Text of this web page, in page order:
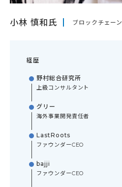
小林 慎和氏 ブロックチェーン
経歴
野村総合研究所
上級コンサルタント
グリー
海外事業開発責任者
LastRoots
ファウンダーCEO
bajji
ファウンダーCEO